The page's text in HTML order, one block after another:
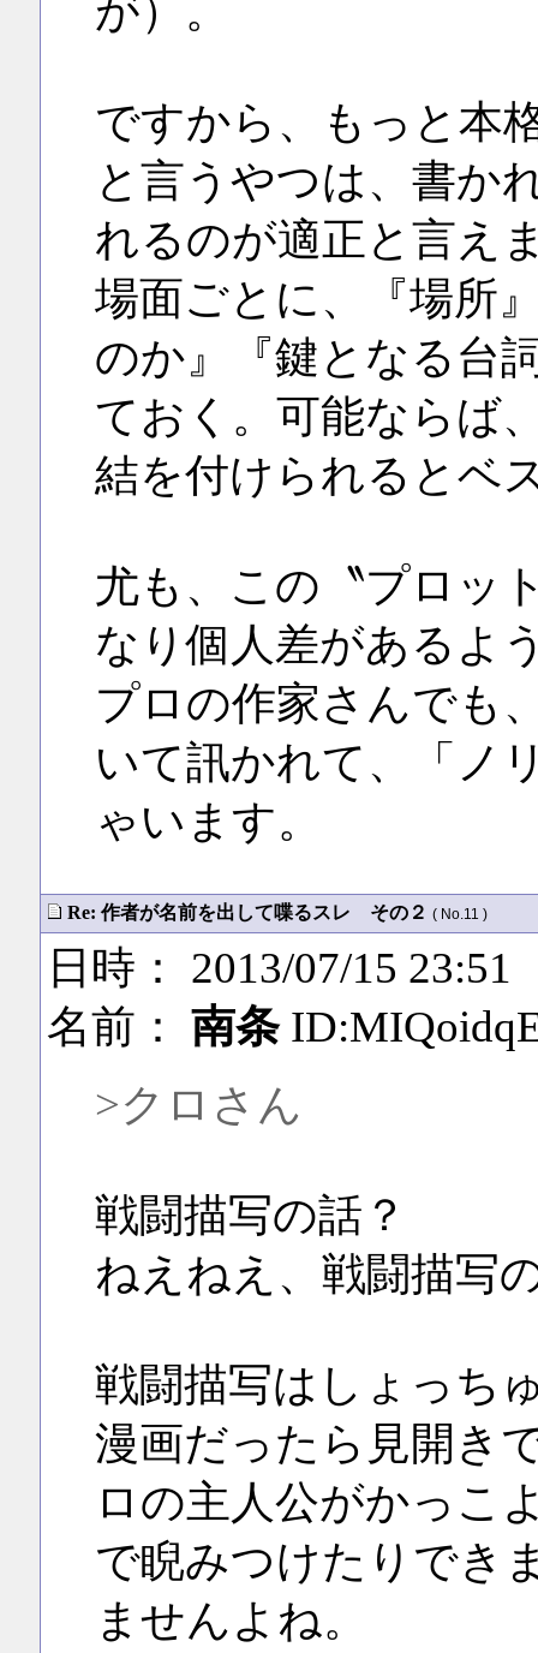
が）。
ですから、もっと本
と言うやつは、書か
れるのが適正と言え
場面ごとに、『場所
のか』『鍵となる台
ておく。可能ならば
結を付けられるとベ
尤も、この〝プロッ
なり個人差があるよ
プロの作家さんでも
いて訊かれて、「ノ
ゃいます。
Re: 作者が名前を出して喋るスレ その２ ( No.11 )
日時： 2013/07/15 23:51
名前： 南条
>クロさん
戦闘描写の話？
ねえねえ、戦闘描写
戦闘描写はしょっち
漫画だったら見開き
ロの主人公がかっこ
で睨みつけたりでき
ませんよね。